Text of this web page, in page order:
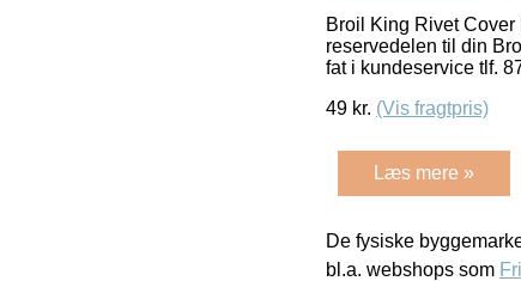
Broil King Rivet
reservedelen til din
fat i kundeservice tlf.
49 kr. (Vis fragtpris)
Læs mere »
De fysiske
bl.a. webshops som